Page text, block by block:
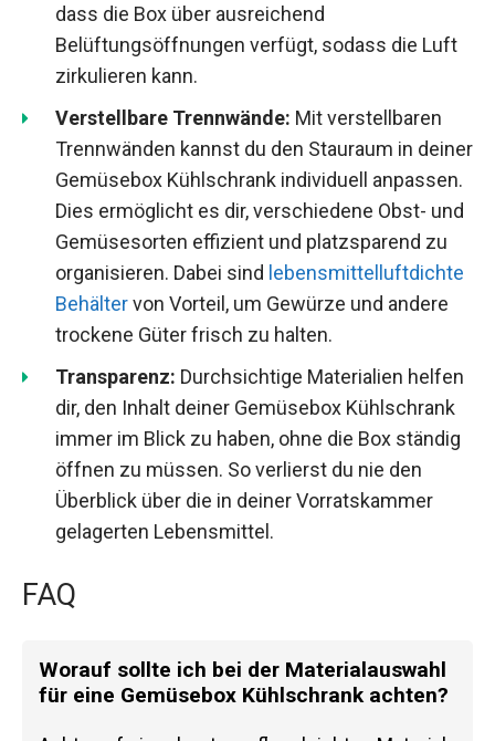
dass die Box über ausreichend
Belüftungsöffnungen verfügt, sodass die Luft
zirkulieren kann.
Verstellbare Trennwände: Mit verstellbaren
Trennwänden kannst du den Stauraum in deiner
Gemüsebox Kühlschrank individuell anpassen.
Dies ermöglicht es dir, verschiedene Obst- und
Gemüsesorten effizient und platzsparend zu
organisieren. Dabei sind lebensmittelluftdichte
Behältervon Vorteil, um Gewürze und andere
trockene Güter frisch zu halten.
Transparenz: Durchsichtige Materialien helfen
dir, den Inhalt deiner Gemüsebox Kühlschrank
immer im Blick zu haben, ohne die Box ständig
öffnen zu müssen. So verlierst du nie den
Überblick über die in deiner Vorratskammer
gelagerten Lebensmittel.
FAQ
Worauf sollte ich bei der Materialauswahl
für eine Gemüsebox Kühlschrank achten?